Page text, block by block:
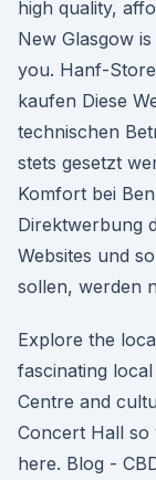
high quality,
New Glasgow
you. Hanf-
kaufen Diese
technischen
stets gesetzt
Komfort bei
Direktwerbung
Websites und
sollen, werden
Explore the
fascinating
Centre and
Concert Hall
here. Blog -